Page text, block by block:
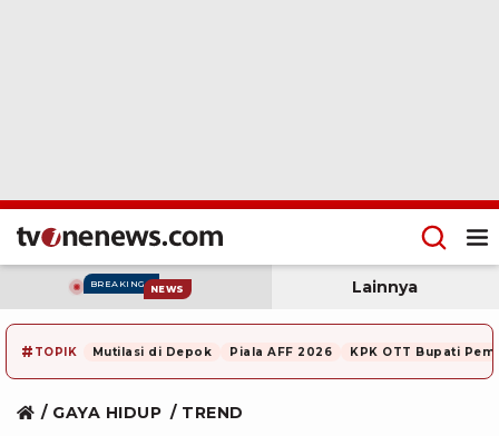
BREAKING NEWS Lainnya
# TOPIK Mutilasi di Depok Piala AFF 2026 KPK OTT Bupati
GAYA HIDUP TREND